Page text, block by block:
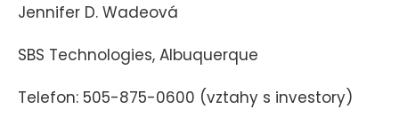
Jennifer D. Wadeová
SBS Technologies, Albuquerque
Telefon: 505-875-0600 (vztahy s investory)